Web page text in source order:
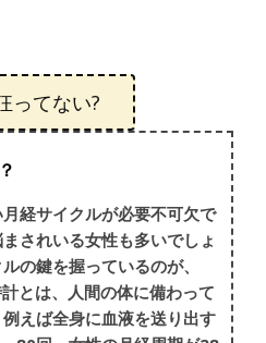
ってない?
経サイクルが必要不可欠で
されいる女性も多いでしょ
の鍵を握っているのが、
とは、人間の体に備わって
えば全身に血液を送り出す